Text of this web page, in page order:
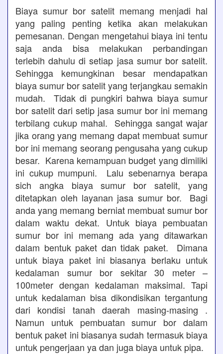
Biaya sumur bor satelit memang menjadi hal
yang paling penting ketika akan melakukan
pemesanan. Dengan mengetahui biaya ini tentu
saja anda bisa melakukan perbandingan
terlebih dahulu di setiap jasa sumur bor satelit.
Sehingga kemungkinan besar mendapatkan
biaya sumur bor satelit yang terjangkau semakin
mudah. Tidak di pungkiri bahwa biaya sumur
bor satelit dari setip jasa sumur bor ini memang
terbilang cukup mahal. Sehingga sangat wajar
jika orang yang memang dapat membuat sumur
bor ini memang seorang pengusaha yang cukup
besar. Karena kemampuan budget yang dimiliki
ini cukup mumpuni. Lalu sebenarnya berapa
sich angka biaya sumur bor satelit, yang
ditetapkan oleh layanan jasa sumur bor. Bagi
anda yang memang berniat membuat sumur bor
dalam waktu dekat. Untuk biaya pembuatan
sumur bor ini memang ada yang ditawarkan
dalam bentuk paket dan tidak paket. Dimana
untuk biaya paket ini biasanya berlaku untuk
kedalaman sumur bor sekitar 30 meter –
100meter dengan kedalaman maksimal. Tapi
untuk kedalaman bisa dikondisikan tergantung
dari kondisi tanah daerah masing-masing .
Namun untuk pembuatan sumur bor dalam
bentuk paket ini biasanya sudah termasuk biaya
untuk pengerjaan ya dan juga biaya untuk pipa.